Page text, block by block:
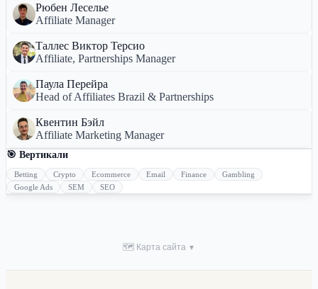
Рюбен Леселье
Affiliate Manager
Таллес Виктор Терсио
Affiliate, Partnerships Manager
Паула Перейра
Head of Affiliates Brazil & Partnerships
Квентин Бэйл
Affiliate Marketing Manager
🎯 Вертикали
Betting Crypto Ecommerce Email Finance
Gambling
Google Ads
SEM SEO
🗺 Карта сайта ▼